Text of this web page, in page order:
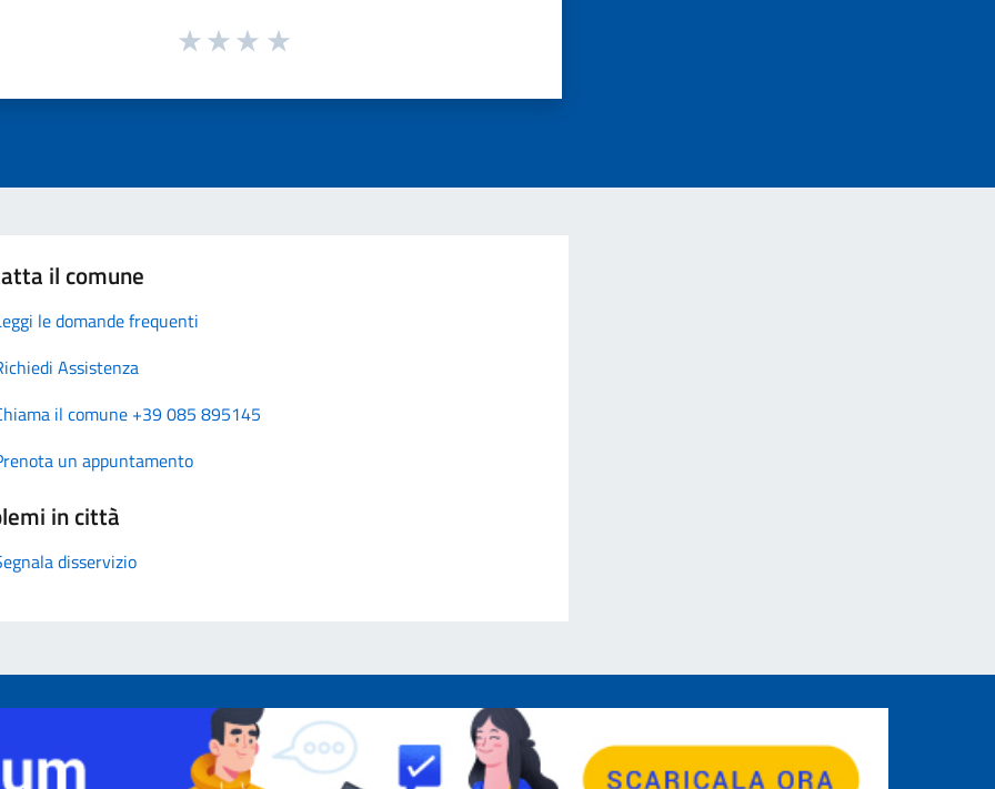
il comune
le domande frequenti
Assistenza
il comune +39 085 895145
un appuntamento
in città
disservizio